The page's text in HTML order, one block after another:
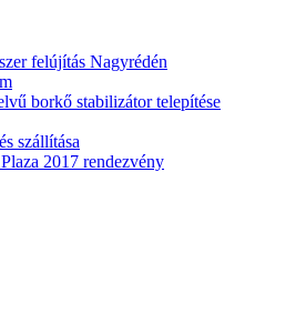
felújítás Nagyrédén
borkő stabilizátor telepítése
szállítása
2017 rendezvény